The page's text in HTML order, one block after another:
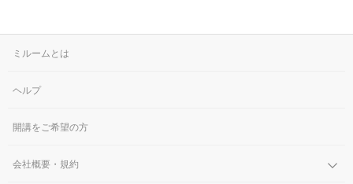
ミルームとは
ヘルプ
開講をご希望の方
会社概要・規約